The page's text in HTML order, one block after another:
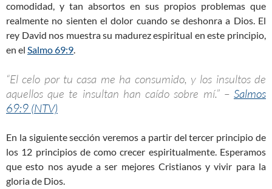
comodidad, y tan absortos en sus propios problemas que
realmente no sienten el dolor cuando se deshonra a Dios. El
rey David nos muestra su madurez espiritual en este principio,
en el Salmo 69:9.
“El celo por tu casa me ha consumido, y los insultos de
aquellos que te insultan han caído sobre mí.” – Salmos
69:9 (NTV)
En la siguiente sección veremos a partir del tercer principio de
los 12 principios de como crecer espiritualmente. Esperamos
que esto nos ayude a ser mejores Cristianos y vivir para la
gloria de Dios.